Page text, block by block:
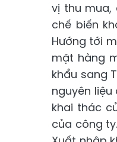
vị thu mua,
chế biến
Hướng tới
mặt hàng
khẩu sang
nguyên
khai thác
của công